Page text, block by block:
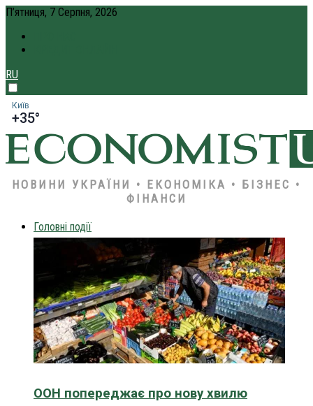
П’ятниця, 7 Серпня, 2026
RU
Київ
+35°
НОВИНИ УКРАЇНИ • ЕКОНОМІКА • БІЗНЕС •
ФІНАНСИ
Головні події
ООН попереджає про нову хвилю